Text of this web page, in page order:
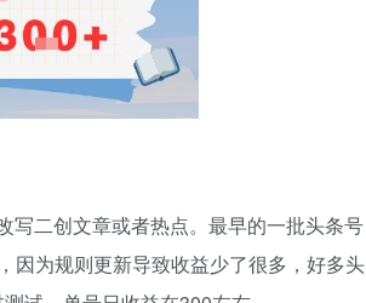
写二创文章或者热点。最早的一批头条号
因为规则更新导致收益少了很多，好多头